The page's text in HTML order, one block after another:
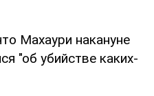
Махаури накануне
"об убийстве каких-